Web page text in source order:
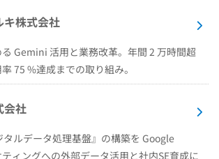
キ株式会社
Gemini 活用と業務改革。年間 2 万時間超
75 %達成までの取り組み。
会社
タルデータ処理基盤』の構築を Google
ィングへの外部データ活用と社内SE育成に